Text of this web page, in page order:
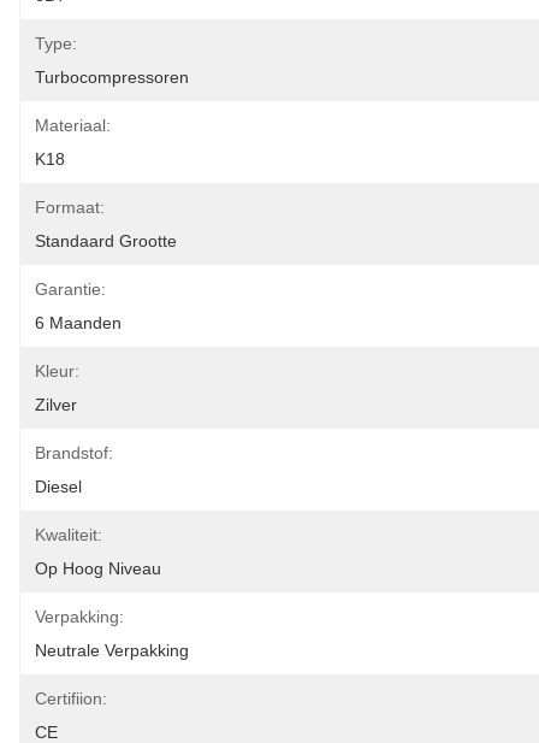
Type:
Turbocompressoren
Materiaal:
K18
Formaat:
Standaard Grootte
Garantie:
6 Maanden
Kleur:
Zilver
Brandstof:
Diesel
Kwaliteit:
Op Hoog Niveau
Verpakking:
Neutrale Verpakking
Certifiion:
CE